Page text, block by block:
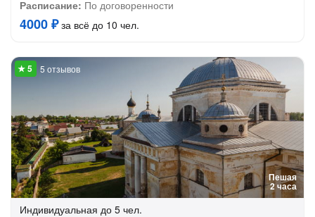
Расписание: По договоренности
4000 ₽за всё до 10 чел.
Пешая
2 часа
5 отзывов
Индивидуальная до 5 чел.